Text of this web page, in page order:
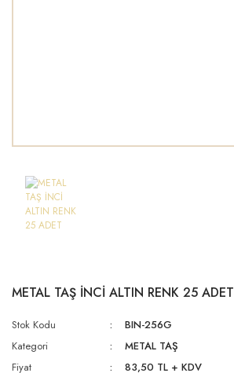
METAL TAŞ İNCİ ALTIN RENK 25 ADET
Stok Kodu
BIN-256G
Kategori
METAL TAŞ
Fiyat
83,50 TL + KDV